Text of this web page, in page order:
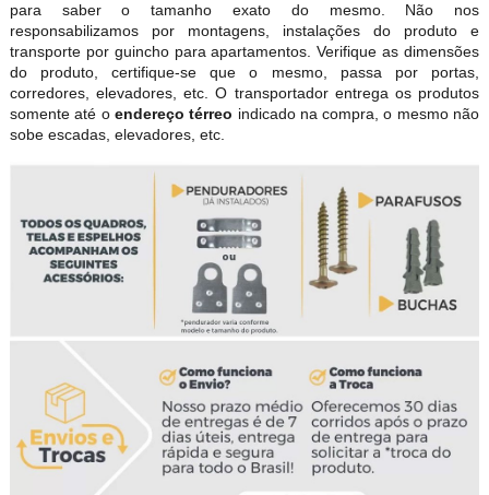
para saber o tamanho exato do mesmo. Não nos
responsabilizamos por montagens, instalações do produto e
transporte por guincho para apartamentos. Verifique as dimensões
do produto, certifique-se que o mesmo, passa por portas,
corredores, elevadores, etc. O transportador entrega os produtos
somente até o endereço térreo indicado na compra, o mesmo não
sobe escadas, elevadores, etc.